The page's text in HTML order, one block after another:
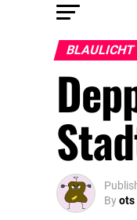
BLAULICHT
Byots